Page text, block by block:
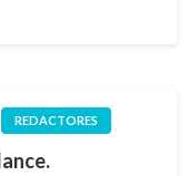
REDACTORES